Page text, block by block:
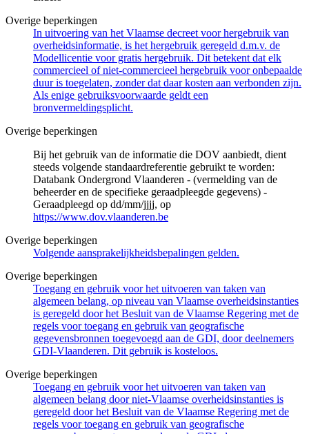
Overige beperkingen
In uitvoering van het Vlaamse decreet voor hergebruik van
overheidsinformatie, is het hergebruik geregeld d.m.v. de
Modellicentie voor gratis hergebruik. Dit betekent dat elk
commercieel of niet-commercieel hergebruik voor onbepaalde
duur is toegelaten, zonder dat daar kosten aan verbonden zijn.
Als enige gebruiksvoorwaarde geldt een
bronvermeldingsplicht.
Overige beperkingen
Bij het gebruik van de informatie die DOV aanbiedt, dient
steeds volgende standaardreferentie gebruikt te worden:
Databank Ondergrond Vlaanderen - (vermelding van de
beheerder en de specifieke geraadpleegde gegevens) -
Geraadpleegd op dd/mm/jjjj, op
https://www.dov.vlaanderen.be
Overige beperkingen
Volgende aansprakelijkheidsbepalingen gelden.
Overige beperkingen
Toegang en gebruik voor het uitvoeren van taken van
algemeen belang, op niveau van Vlaamse overheidsinstanties
is geregeld door het Besluit van de Vlaamse Regering met de
regels voor toegang en gebruik van geografische
gegevensbronnen toegevoegd aan de GDI, door deelnemers
GDI-Vlaanderen. Dit gebruik is kosteloos.
Overige beperkingen
Toegang en gebruik voor het uitvoeren van taken van
algemeen belang door niet-Vlaamse overheidsinstanties is
geregeld door het Besluit van de Vlaamse Regering met de
regels voor toegang en gebruik van geografische